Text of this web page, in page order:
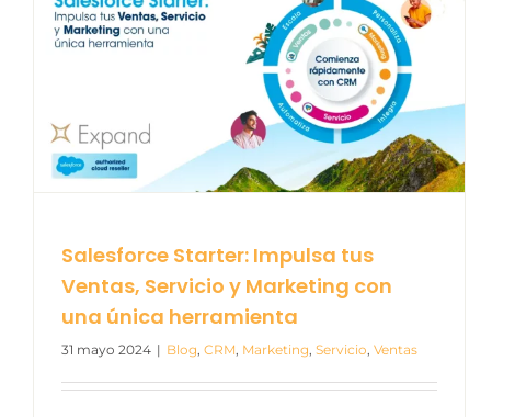
Salesforce Starter: Impulsa tus
Ventas, Servicio y Marketing con
una única herramienta
31 mayo 2024 | Blog CRM Marketing Servicio Ventas